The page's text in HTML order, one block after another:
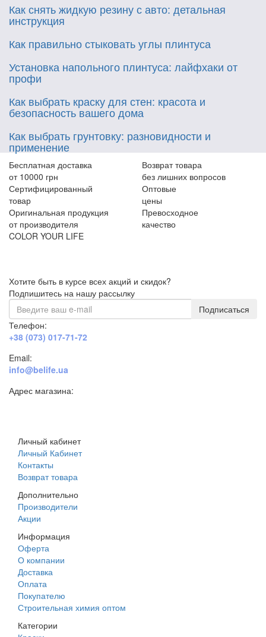
Как снять жидкую резину с авто: детальная
инструкция
Как правильно стыковать углы плинтуса
Установка напольного плинтуса: лайфхаки от
профи
Как выбрать краску для стен: красота и
безопасность вашего дома
Как выбрать грунтовку: разновидности и
применение
Бесплатная доставка
от 10000 грн
Возврат товара
без лишних вопросов
Сертифицированный
товар
Оптовые
цены
Оригинальная продукция
от производителя
Превосходное
качество
COLOR YOUR LIFE
Хотите быть в курсе всех акций и скидок?
Подпишитесь на нашу рассылку
Подписаться
Телефон:
+38 (073) 017-71-72
Email:
info@belife.ua
Адрес магазина:
Личный кабинет
Личный Кабинет
Контакты
Возврат товара
Дополнительно
Производители
Акции
Информация
Оферта
О компании
Доставка
Оплата
Покупателю
Строительная химия оптом
Категории